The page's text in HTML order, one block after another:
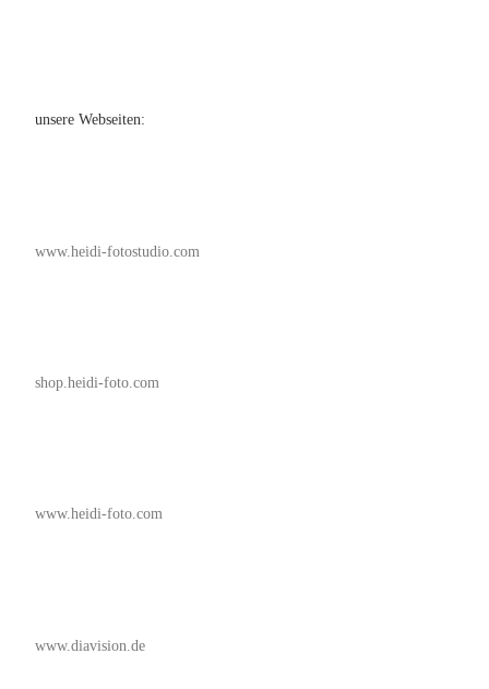
unsere Webseiten:
www.heidi-fotostudio.com
shop.heidi-foto.com
www.heidi-foto.com
www.diavision.de